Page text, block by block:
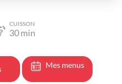
CUISSON
30min
Mes menus